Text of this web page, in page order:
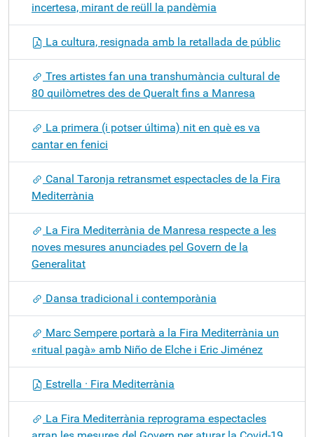
incertesa, mirant de reüll la pandèmia
La cultura, resignada amb la retallada de públic
Tres artistes fan una transhumància cultural de
80 quilòmetres des de Queralt fins a Manresa
La primera (i potser última) nit en què es va
cantar en fenici
Canal Taronja retransmet espectacles de la Fira
Mediterrània
La Fira Mediterrània de Manresa respecte a les
noves mesures anunciades pel Govern de la
Generalitat
Dansa tradicional i contemporània
Marc Sempere portarà a la Fira Mediterrània un
«ritual pagà» amb Niño de Elche i Eric Jiménez
Estrella · Fira Mediterrània
La Fira Mediterrània reprograma espectacles